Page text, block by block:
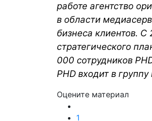
работе агентство
в области
бизнеса клиентов.
стратегического
000 сотрудников
PHD входит в
Оцените материал
1